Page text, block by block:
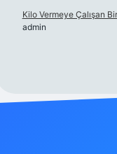
Kilo Vermeye Çalışan
admin